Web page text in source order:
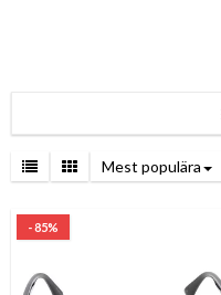
Mest populära
- 85%